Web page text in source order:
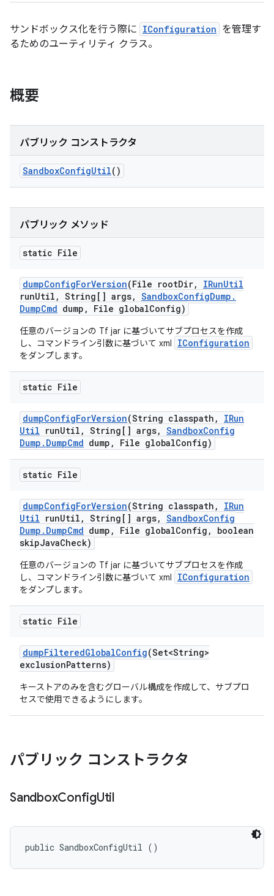
サンドボックス化を行う際に IConfiguration を管理す
るためのユーティリティ クラス。
概要
パブリック コンストラクタ
SandboxConfigUtil()
パブリック メソッド
static File
dumpConfigForVersion(File rootDir, IRunUtil
runUtil , String[] args, SandboxConfigDump .
DumpCmd dump , File globalConfig)
任意のバージョンの Tf jar に基づいてサブプロセスを作成
し、コマンドライン引数に基づいて xml
IConfiguration
をダンプします。
static File
dumpConfigForVersion(String classpath ,
IRun
Util runUtil , String[] args, SandboxConfig
Dump . DumpCmd dump , File globalConfig)
static File
dumpConfigForVersion(String classpath ,
IRun
Util runUtil , String[] args, SandboxConfig
Dump . DumpCmd dump , File globalConfig ,
boolean
skipJavaCheck)
任意のバージョンの Tf jar に基づいてサブプロセスを作成
し、コマンドライン引数に基づいて xml
IConfiguration
をダンプします。
static File
dumpFilteredGlobalConfig(Set<String>
exclusionPatterns)
キーストアのみを含むグローバル構成を作成して、サブプロ
セスで使用できるようにします。
パブリック コンストラクタ
SandboxConfigUtil
public SandboxConfigUtil ()